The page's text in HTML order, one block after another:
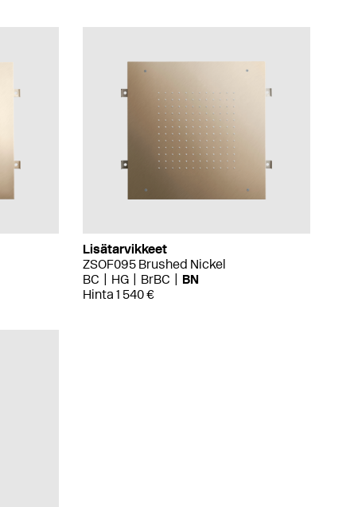
Lisätarvikkeet
ZSOF095 Brushed Nickel
BC
HG BrBC
BN
Hinta 1 540 €